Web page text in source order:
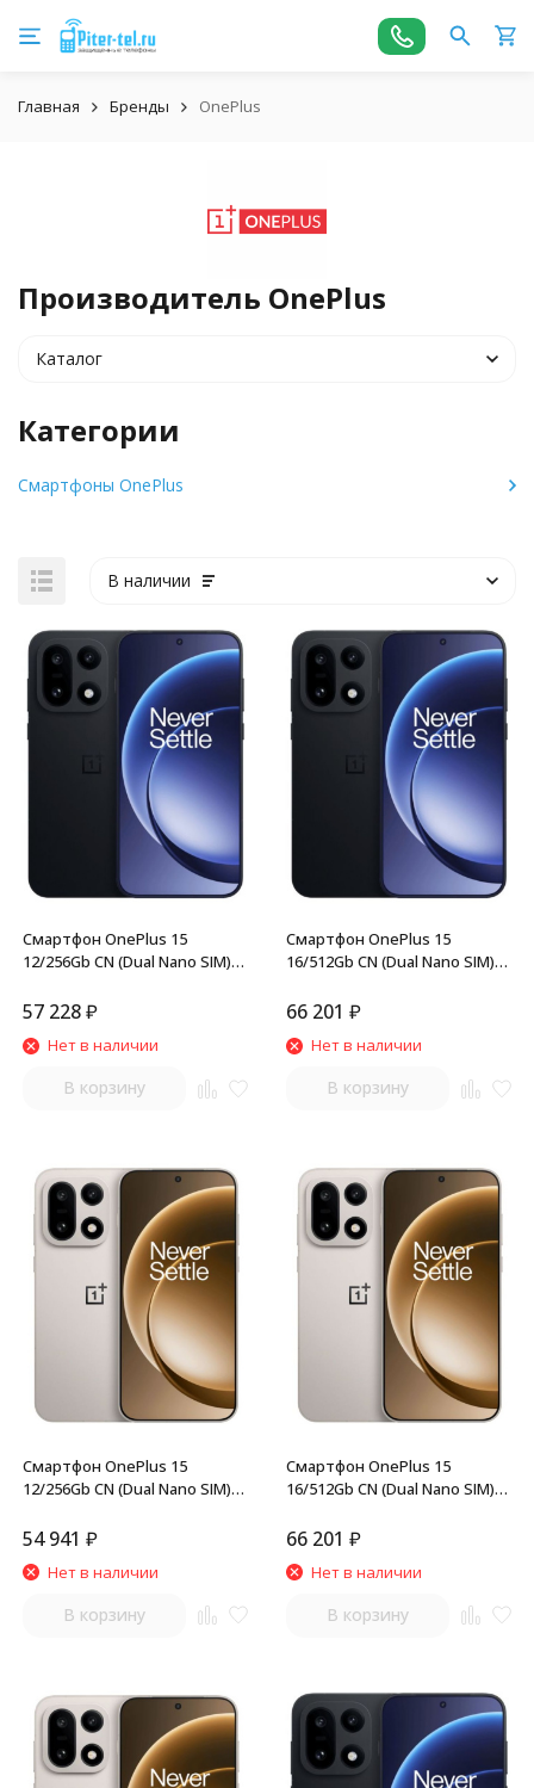
Главная Бренды OnePlus
Производитель OnePlus
Каталог
Категории
Смартфоны OnePlus
В наличии
Смартфон OnePlus 15
12/256Gb CN (Dual Nano SIM)
57 228₽
Нет в наличии
В корзину
Смартфон OnePlus 15
16/512Gb CN (Dual Nano SIM)
66 201 ₽
Нет в наличии
В корзину
Смартфон OnePlus 15
12/256Gb CN (Dual Nano SIM)
54 941 ₽
Нет в наличии
В корзину
Смартфон OnePlus 15
16/512Gb CN (Dual Nano SIM)
66 201 ₽
Нет в наличии
В корзину